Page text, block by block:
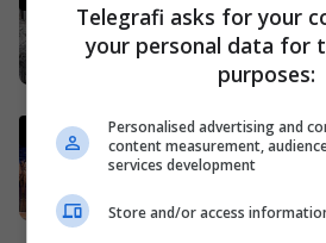
gjithçka
MINUTË
17/03/2026
Çifti
prej 100
25/03/2026
Telegrafi asks for your
your personal data for
purposes:
Personalised advertising and
content measurement,
services development
Store and/or access